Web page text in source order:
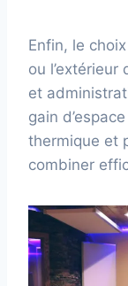
Enfin, le
ou
et
gain
thermique et
combiner